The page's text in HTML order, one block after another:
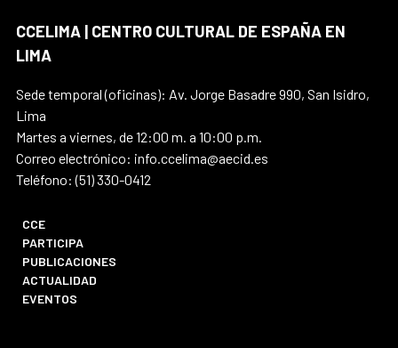
CCELIMA | CENTRO CULTURAL DE ESPAÑA EN
LIMA
Sede temporal (oficinas): Av. Jorge Basadre 990, San Isidro,
Lima
Martes a viernes, de 12:00 m. a 10:00 p.m.
Correo electrónico: info.ccelima@aecid.es
Teléfono: (51) 330-0412
CCE
PARTICIPA
PUBLICACIONES
ACTUALIDAD
EVENTOS